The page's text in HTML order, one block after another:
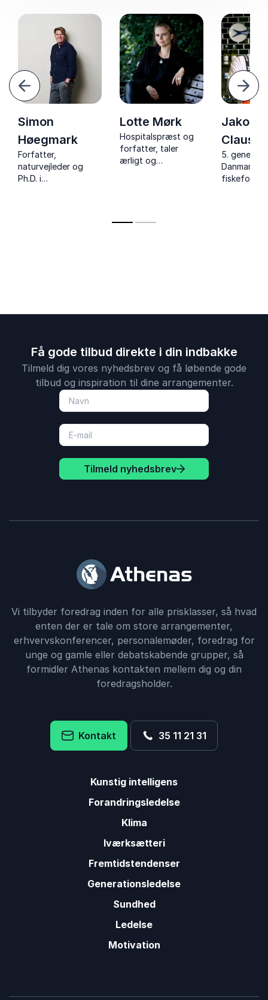
Simon
Høegmark
Forfatter,
naturvejleder og
Ph.D. i
Lotte Mørk
Hospitalspræst og
forfatter, taler
ærligt og
vi ikke kan fixe.
Jakob
Clausen
5.
Danmarks
Få gode tilbud direkte i din indbakke
Tilmeld dig vores nyhedsbrev og få løbende gode
tilbud og inspiration til dine arrangementer.
Tilmeld nyhedsbrev
Vi tilbyder foredrag inden for alle prisklasser, så hvad
enten der er tale om store arrangementer,
erhvervskonferencer, personalemøder, foredrag for
unge og gamle eller debatskabende grupper, så
formidler Athenas kontakten mellem dig og din
foredragsholder.
Kontakt 35 11 21 31
Kunstig intelligens
Forandringsledelse
Klima
Iværksætteri
Fremtidstendenser
Generationsledelse
Sundhed
Ledelse
Motivation